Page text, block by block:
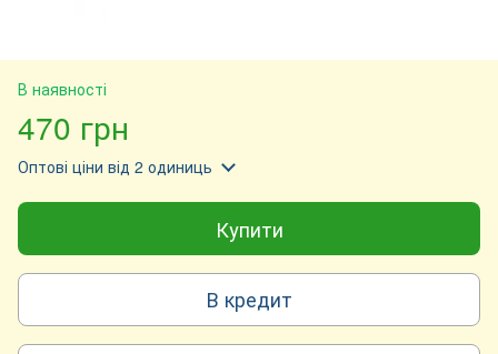
В наявності
470 грн
Оптові ціни від 2 одиниць
Купити
В кредит